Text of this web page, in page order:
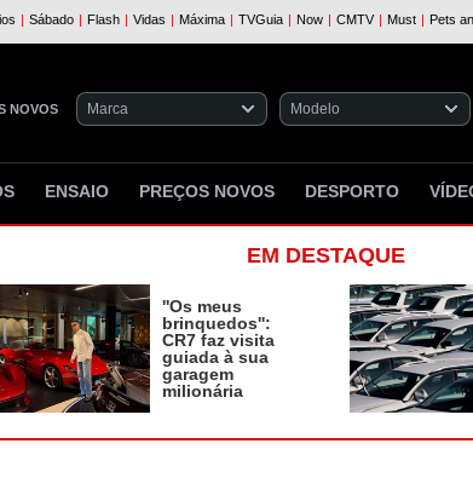
NOVOS
ENSAIO PREÇOS NOVOS DESPORTO
EM DESTAQUE
''Os meus
brinquedos'':
CR7 faz visita
guiada à sua
garagem
milionária